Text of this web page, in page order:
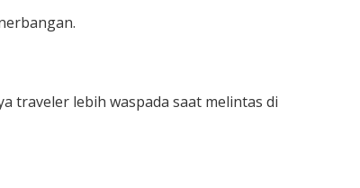
traveler lebih waspada saat melintas di